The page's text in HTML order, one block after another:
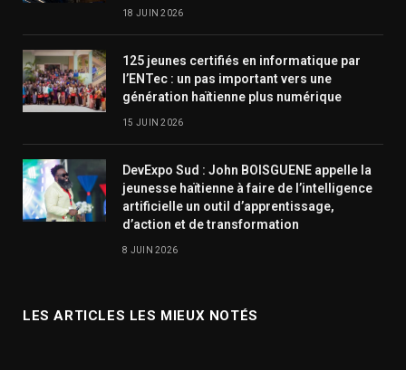
18 JUIN 2026
125 jeunes certifiés en informatique par
l’ENTec : un pas important vers une
génération haïtienne plus numérique
15 JUIN 2026
DevExpo Sud : John BOISGUENE appelle la
jeunesse haïtienne à faire de l’intelligence
artificielle un outil d’apprentissage,
d’action et de transformation
8 JUIN 2026
LES ARTICLES LES MIEUX NOTÉS